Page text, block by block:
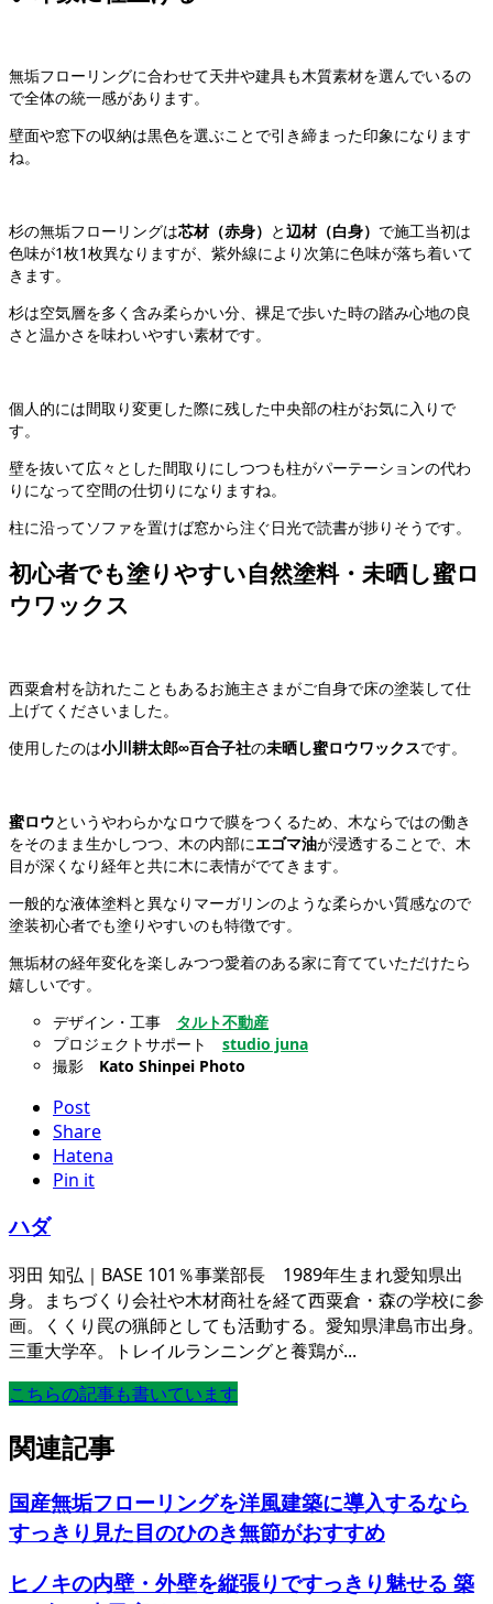
無垢フローリングに合わせて天井や建具も木質素材を選んでいるの
で全体の統一感があります。
壁面や窓下の収納は黒色を選ぶことで引き締まった印象になります
ね。
杉の無垢フローリングは芯材（赤身） と辺材（白身） で施工当初は
色味が1枚1枚異なりますが、紫外線により次第に色味が落ち着いて
きます。
杉は空気層を多く含み柔らかい分、裸足で歩いた時の踏み心地の良
さと温かさを味わいやすい素材です。
個人的には間取り変更した際に残した中央部の柱がお気に入りで
す。
壁を抜いて広々とした間取りにしつつも柱がパーテーションの代わ
りになって空間の仕切りになりますね。
柱に沿ってソファを置けば窓から注ぐ日光で読書が捗りそうです。
初心者でも塗りやすい自然塗料・未晒し蜜ロ
ウワックス
西粟倉村を訪れたこともあるお施主さまがご自身で床の塗装して仕
上げてくださいました。
使用したのは小川耕太郎∞百合子社の未晒し蜜ロウワックスです。
蜜ロウというやわらかなロウで膜をつくるため、木ならではの働き
をそのまま生かしつつ、木の内部にエゴマ油が浸透することで、木
目が深くなり経年と共に木に表情がでてきます。
一般的な液体塗料と異なりマーガリンのような柔らかい質感なので
塗装初心者でも塗りやすいのも特徴です。
無垢材の経年変化を楽しみつつ愛着のある家に育てていただけたら
嬉しいです。
デザイン・工事 タルト不動産
プロジェクトサポート studio juna
撮影 Kato Shinpei Photo
Post
Share
Hatena
Pin it
ハダ
羽田 知弘｜BASE 101％事業部長 1989年生まれ愛知県出
身。まちづくり会社や木材商社を経て西粟倉・森の学校に参
画。くくり罠の猟師としても活動する。愛知県津島市出身。
三重大学卒。トレイルランニングと養鶏が...
こちらの記事も書いています
関連記事
国産無垢フローリングを洋風建築に導入するなら
すっきり見た目のひのき無節がおすすめ
ヒノキの内壁・外壁を縦張りですっきり魅せる 築